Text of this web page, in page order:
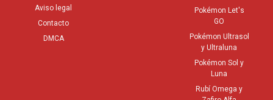
Aviso legal
Contacto
DMCA
Pokémon Let's
GO
Pokémon Ultrasol
y Ultraluna
Pokémon Sol y
Luna
Rubí Omega y